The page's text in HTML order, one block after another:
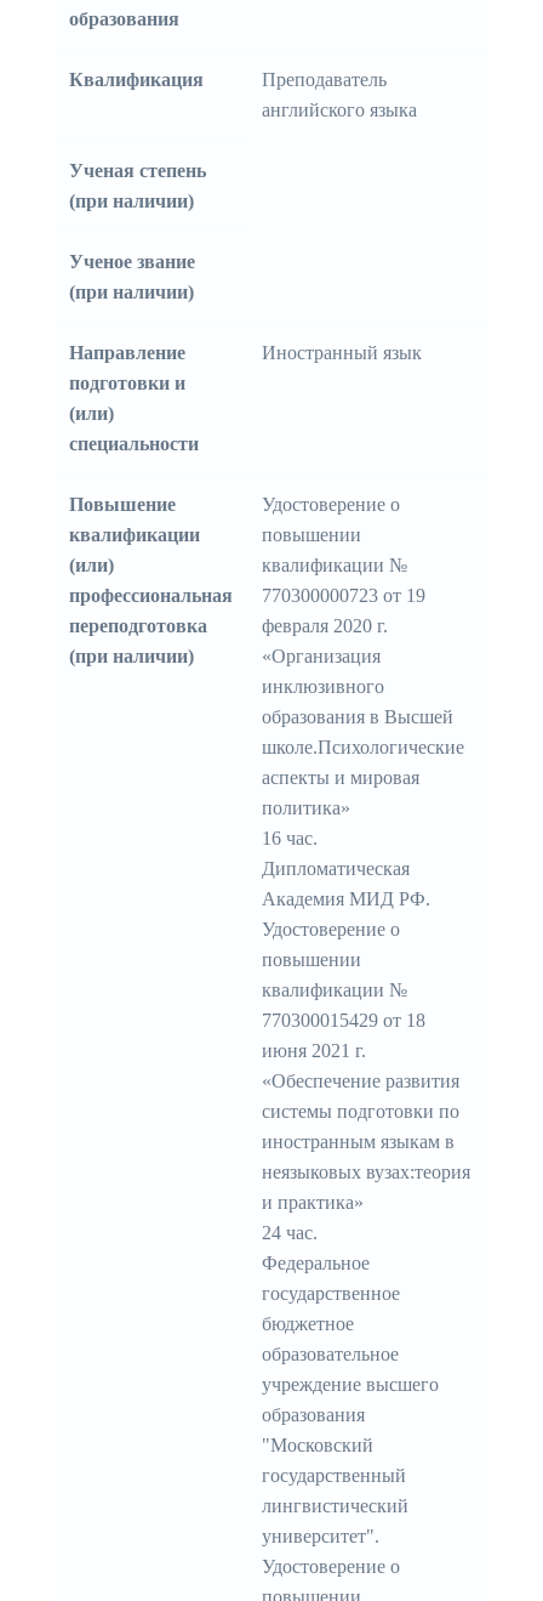
образования
Квалификация
Преподаватель
английского языка
Ученая степень
(при наличии)
Ученое звание
(при наличии)
Направление
подготовки и
(или)
специальности
Иностранный язык
Повышение
квалификации
(или)
профессиональная
переподготовка
(при наличии)
Удостоверение о
повышении
квалификации №
770300000723 от 19
февраля 2020 г.
«Организация
инклюзивного
образования в Высшей
школе.Психологические
аспекты и мировая
политика»
16 час.
Дипломатическая
Академия МИД РФ.
Удостоверение о
повышении
квалификации №
770300015429 от 18
июня 2021 г.
«Обеспечение развития
системы подготовки по
иностранным языкам в
неязыковых вузах:теория
и практика»
24 час.
Федеральное
государственное
бюджетное
образовательное
учреждение высшего
образования
"Московский
государственный
лингвистический
университет".
Удостоверение о
повышении